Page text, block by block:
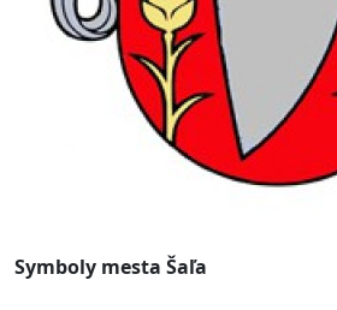
Symboly mesta Šaľa